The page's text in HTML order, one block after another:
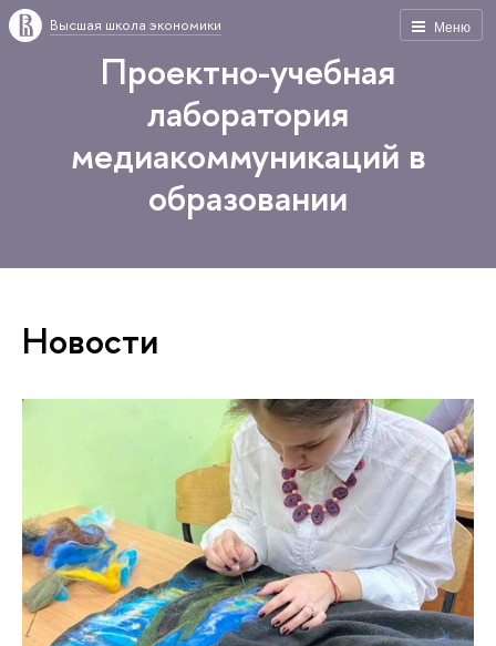
Меню
Высшая школа экономики
Проектно-учебная
лаборатория
медиакоммуникаций в
образовании
Новости